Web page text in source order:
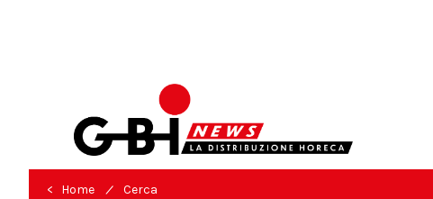
< Home / Cerca